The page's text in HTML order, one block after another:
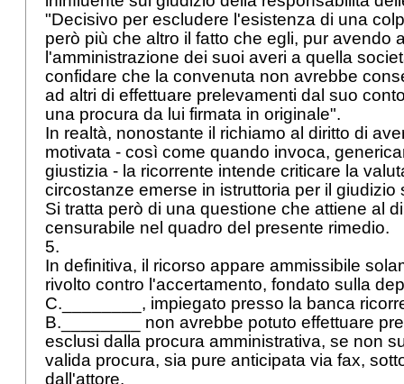
"Decisivo per escludere l'esistenza di una
però più che altro il fatto che egli, pur avendo
l'amministrazione dei suoi averi a quella
confidare che la convenuta non avrebbe
ad altri di effettuare prelevamenti dal suo
una procura da lui firmata in originale".
In realtà, nonostante il richiamo al diritto di
motivata - così come quando invoca,
giustizia - la ricorrente intende criticare la
circostanze emerse in istruttoria per il giudizio
Si tratta però di una questione che attiene al
censurabile nel quadro del presente rimedio.
5.
In definitiva, il ricorso appare ammissibile
rivolto contro l'accertamento, fondato sulla
C.________, impiegato presso la banca
B.________ non avrebbe potuto effettuare
esclusi dalla procura amministrativa, se non
valida procura, sia pure anticipata via fax,
dall'attore.